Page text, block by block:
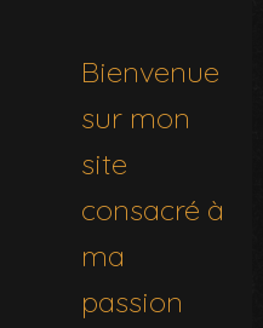
Bienvenue
sur mon
site
consacré à
ma
passion